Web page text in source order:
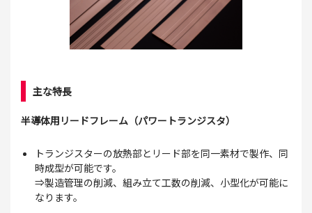
主な特長
半導体用リードフレーム（パワートランジスタ）
トランジスターの放熱部とリード部を同一素材で製作、同
時成型が可能です。
⇒製造管理の削減、組み立て工数の削減、小型化が可能に
なります。